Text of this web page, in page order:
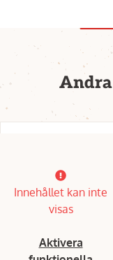
Andra
Innehållet kan inte
visas
Aktivera